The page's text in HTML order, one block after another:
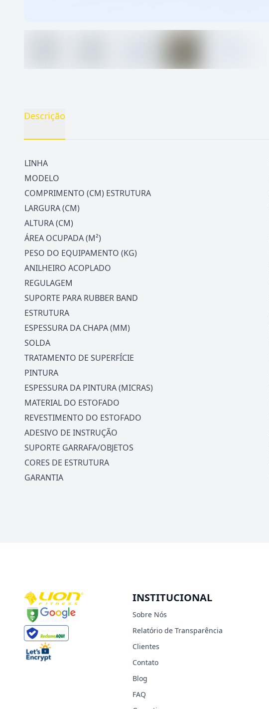
Descrição
LINHA
MODELO
COMPRIMENTO (CM) ESTRUTURA
LARGURA (CM)
ALTURA (CM)
ÁREA OCUPADA (M²)
PESO DO EQUIPAMENTO (KG)
ANILHEIRO ACOPLADO
REGULAGEM
SUPORTE PARA RUBBER BAND
ESTRUTURA
ESPESSURA DA CHAPA (MM)
SOLDA
TRATAMENTO DE SUPERFÍCIE
PINTURA
ESPESSURA DA PINTURA (MICRAS)
MATERIAL DO ESTOFADO
REVESTIMENTO DO ESTOFADO
ADESIVO DE INSTRUÇÃO
SUPORTE GARRAFA/OBJETOS
CORES DE ESTRUTURA
GARANTIA
INSTITUCIONAL
Sobre Nós
Relatório de Transparência
Clientes
Contato
Blog
FAQ